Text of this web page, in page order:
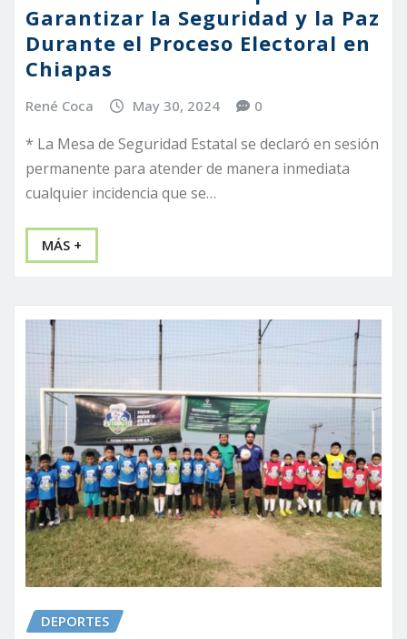
Garantizar la Seguridad y la Paz
Durante el Proceso Electoral en
Chiapas
René Coca May 30, 2024 0
* La Mesa de Seguridad Estatal se declaró en sesión
permanente para atender de manera inmediata
cualquier incidencia que se…
MÁS +
DEPORTES